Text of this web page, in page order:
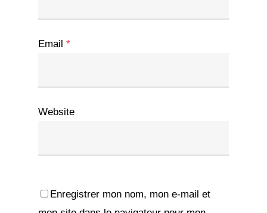
Email *
Website
Enregistrer mon nom, mon e-mail et